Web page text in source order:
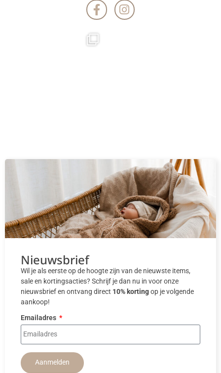
Nieuwsbrief
Wil je als eerste op de hoogte zijn van de nieuwste items,
sale en kortingsacties? Schrijf je dan nu in voor onze
nieuwsbrief en ontvang direct 10% kortingop je volgende
aankoop!
Emailadres
Aanmelden